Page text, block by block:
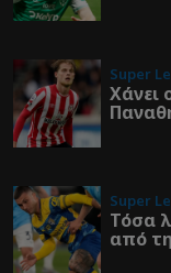
Super
Χάνει
Super
Τόσα
από